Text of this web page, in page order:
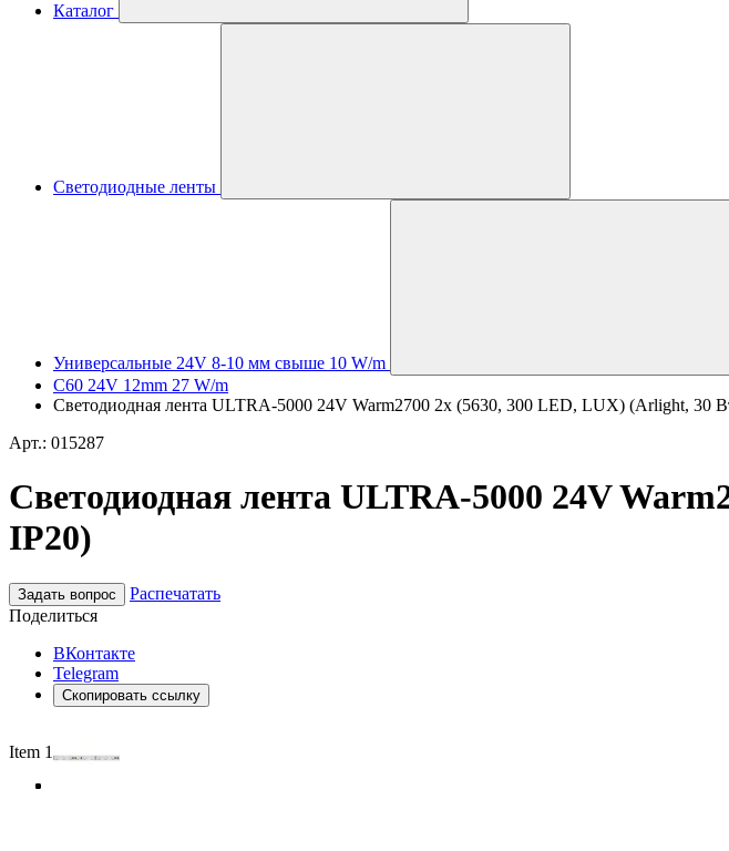
Каталог
Светодиодные ленты
Универсальные 24V 8-10 мм свыше 10 W/m
C60 24V 12mm 27 W/m
Светодиодная лента ULTRA-5000 24V Warm2700 2x (5630, 300 LED, LUX) (Arlight, 30
Арт.: 015287
Светодиодная лента ULTRA-5000 24V
IP20)
Задать вопрос
Распечатать
Поделиться
ВКонтакте
Telegram
Скопировать ссылку
Item 1 of 4